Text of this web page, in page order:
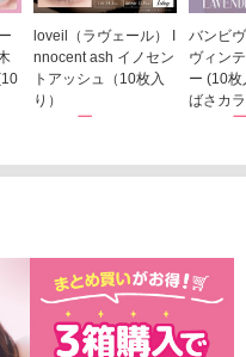
loveil（ラヴェール） I
nnocent ash イノセン
トアッシュ（10枚入
り）
1,760円
バンビ
ヴィン
ー (10
ばさカ
1,848